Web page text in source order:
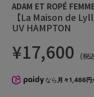
ADAM ET ROPÉ
【La Maison de
UV HAMPTON
¥17,600 (税
なら 月々1,466円